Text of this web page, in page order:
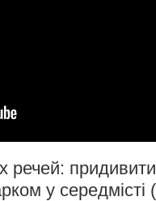
речей:
у середмісті